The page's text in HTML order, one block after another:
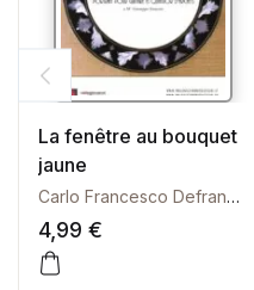
La fenêtre au bouquet
jaune
Carlo Francesco Defranceschi
4,99 €